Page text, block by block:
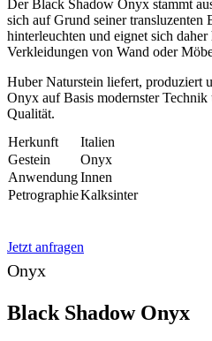
Der Black Shadow Onyx stammt
sich auf Grund seiner transluzenten
hinterleuchten und eignet sich
Verkleidungen von Wand oder
Huber Naturstein liefert, produziert
Onyx auf Basis modernster
Qualität.
Herkunft
Italien
Gestein
Onyx
AnwendungInnen
PetrographieKalksinter
Jetzt anfragen
Onyx
Black Shadow Onyx